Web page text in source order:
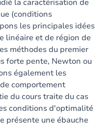
la caractérisation de
(conditions
les principales idées
linéaire et de région de
méthodes du premier
forte pente, Newton ou
également les
comportement
du cours traite du cas
conditions d'optimalité
présente une ébauche